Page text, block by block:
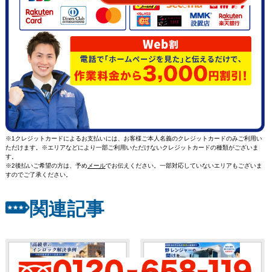
※1クレジットカードによるお支払いには、お客様ご本人名義のクレジットカードのみご利用い
ただけます。※エリアなどにより一部ご利用いただけないクレジットカードの種類がございま
す。
※2後払いご希望の方は、予めメールでお伝えください。一部対応していないエリアもございま
すのでご了承ください。
関連記事